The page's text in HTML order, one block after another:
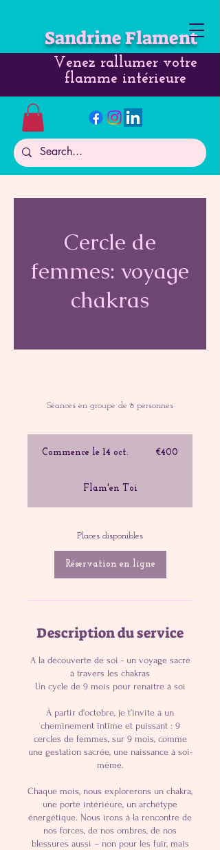
Sandrine Flament
Venez rallumer votre
flamme intérieure
Cercle de
femmes: voyage
chakras
Séances en groupe de 8 personnes
Commence le 14 oct.
m
e
c
e
l
e
4
c
.
€400
Flam'en Toi
Places disponibles
Réservation en ligne
Description du service
A la découverte de soi - un voyage sacré
à travers les chakras
Un cycle de 9 mois pour renaître à soi
À partir d'octobre, je t’invite à un
cheminement intime et puissant : 9
cercles de femmes, sur 9 mois, comme
une gestation sacrée, une naissance à soi-
même.
Chaque mois, nous explorerons un chakra,
une porte intérieure, un archétype
énergétique. Nous irons à la rencontre de
nos forces, de nos ombres, de nos
blessures aussi – non pour les fuir, mais